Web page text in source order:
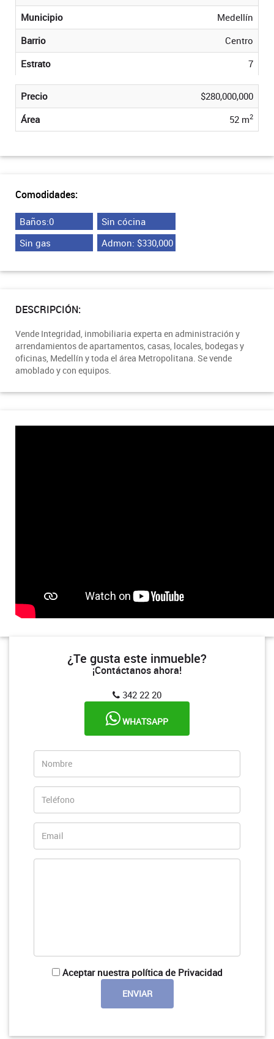
Municipio
Medellín
Barrio
Centro
Estrato
7
Precio
$280,000,000
Área
52 m2
Comodidades:
Baños:0
Sin cócina
Sin gas
Admon: $330,000
DESCRIPCIÓN:
Vende Integridad, inmobiliaria experta en administración y
arrendamientos de apartamentos, casas, locales, bodegas y
oficinas, Medellín y toda el área Metropolitana. Se vende
amoblado y con equipos.
¿Te gusta este inmueble?
¡Contáctanos ahora!
342 22 20
WHATSAPP
Aceptar nuestra política de Privacidad